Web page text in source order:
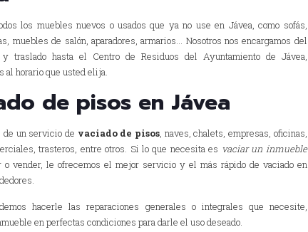
los muebles nuevos o usados que ya no use en Jávea, como sofás,
muebles de salón, aparadores, armarios… Nosotros nos encargamos del
y traslado hasta el Centro de Residuos del Ayuntamiento de Jávea,
al horario que usted elija.
de pisos en Jávea
de un servicio de vaciado de pisos, naves, chalets, empresas, oficinas,
trasteros, entre otros. Si lo que necesita es vaciar un inmueble
o vender, le ofrecemos el mejor servicio y el más rápido de vaciado en
hacerle las reparaciones generales o integrales que necesite,
en perfectas condiciones para darle el uso deseado.